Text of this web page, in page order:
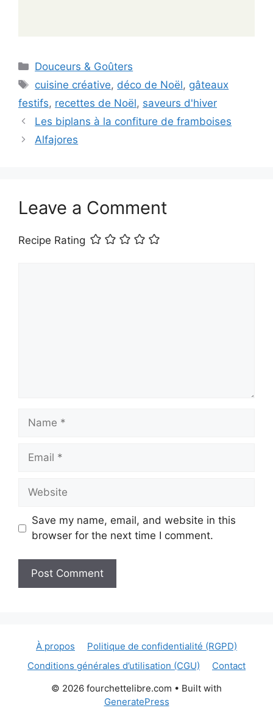
Categories
Douceurs & Goûters
Tags
cuisine créative, déco de Noël, gâteaux
festifs, recettes de Noël, saveurs d'hiver
Les biplans à la confiture de framboises
Alfajores
Leave a Comment
Recipe Rating
Name
Email
Website
Save my name, email, and website in this
browser for the next time I comment.
À propos
Politique de confidentialité (RGPD)
Conditions générales d’utilisation (CGU)
Contact
© 2026 fourchettelibre.com • Built with
GeneratePress